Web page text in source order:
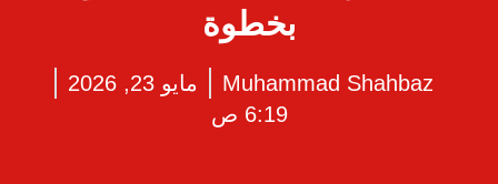
بخطوة
Muhammad Shahbaz
مايو 23, 2026
6:19 ص